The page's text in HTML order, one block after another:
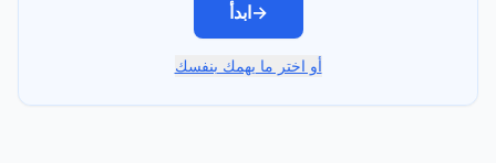
ابدأ→
أو اختر ما يهمك بنفسك